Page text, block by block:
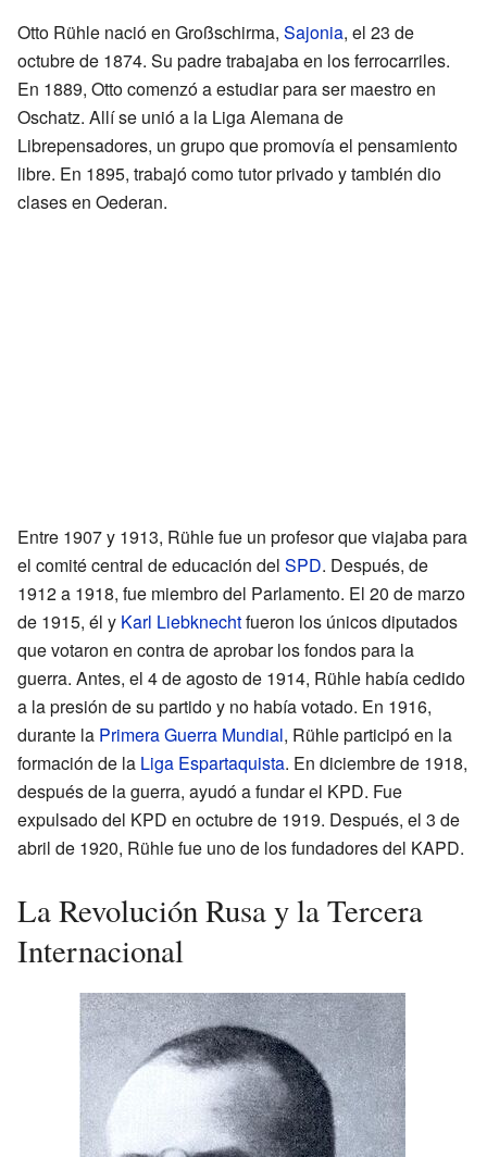
Otto Rühle nació en Großschirma, Sajonia, el 23 de
octubre de 1874. Su padre trabajaba en los ferrocarriles.
En 1889, Otto comenzó a estudiar para ser maestro en
Oschatz. Allí se unió a la Liga Alemana de
Librepensadores, un grupo que promovía el pensamiento
libre. En 1895, trabajó como tutor privado y también dio
clases en Oederan.
Entre 1907 y 1913, Rühle fue un profesor que viajaba para
el comité central de educación del SPD. Después, de
1912 a 1918, fue miembro del Parlamento. El 20 de marzo
de 1915, él y Karl Liebknechtfueron los únicos diputados
que votaron en contra de aprobar los fondos para la
guerra. Antes, el 4 de agosto de 1914, Rühle había cedido
a la presión de su partido y no había votado. En 1916,
durante la Primera Guerra Mundial, Rühle participó en la
formación de la Liga Espartaquista. En diciembre de 1918,
después de la guerra, ayudó a fundar el KPD. Fue
expulsado del KPD en octubre de 1919. Después, el 3 de
abril de 1920, Rühle fue uno de los fundadores del KAPD.
La Revolución Rusa y la Tercera
Internacional